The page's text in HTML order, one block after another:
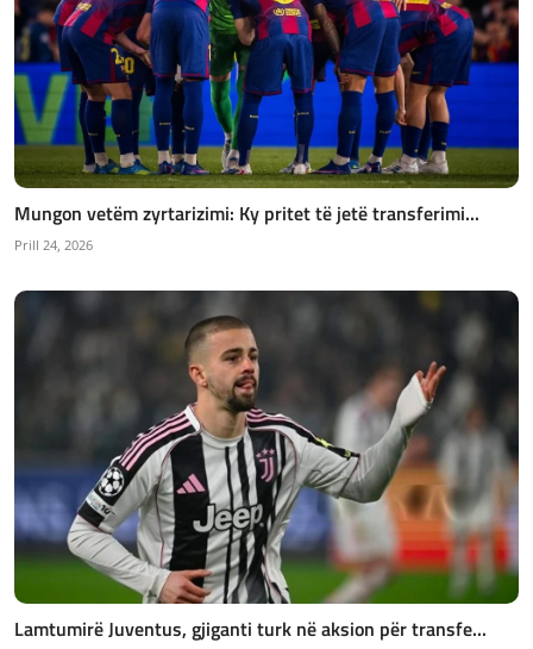
Mungon vetëm zyrtarizimi: Ky pritet të jetë transferimi...
Prill 24, 2026
Lamtumirë Juventus, gjiganti turk në aksion për transfe...